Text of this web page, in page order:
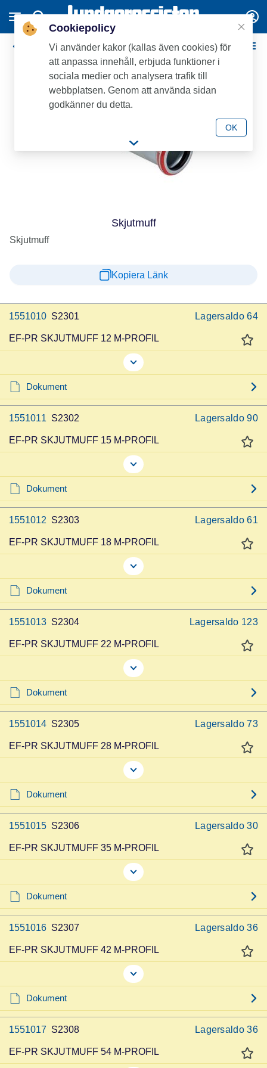
Geberit/Mapress elförzinkade pressdelar
Skjutmuff
Skjutmuff
Kopiera Länk
1551010 S2301 Lagersaldo 64
EF-PR SKJUTMUFF 12 M-PROFIL
Dokument
1551011 S2302 Lagersaldo 90
EF-PR SKJUTMUFF 15 M-PROFIL
Dokument
1551012 S2303 Lagersaldo 61
EF-PR SKJUTMUFF 18 M-PROFIL
Dokument
1551013 S2304 Lagersaldo 123
EF-PR SKJUTMUFF 22 M-PROFIL
Dokument
1551014 S2305 Lagersaldo 73
EF-PR SKJUTMUFF 28 M-PROFIL
Dokument
1551015 S2306 Lagersaldo 30
EF-PR SKJUTMUFF 35 M-PROFIL
Dokument
1551016 S2307 Lagersaldo 36
EF-PR SKJUTMUFF 42 M-PROFIL
Dokument
1551017 S2308 Lagersaldo 36
EF-PR SKJUTMUFF 54 M-PROFIL
Cookiepolicy
Vi använder kakor (kallas även cookies) för
att anpassa innehåll, erbjuda funktioner i
sociala medier och analysera trafik till
webbplatsen. Genom att använda sidan
godkänner du detta.
OK